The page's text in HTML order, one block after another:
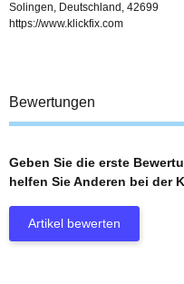
Solingen, Deutschland, 42699
https://www.klickfix.com
Bewertungen
Geben Sie die erste
helfen Sie Anderen bei der
Artikel bewerten